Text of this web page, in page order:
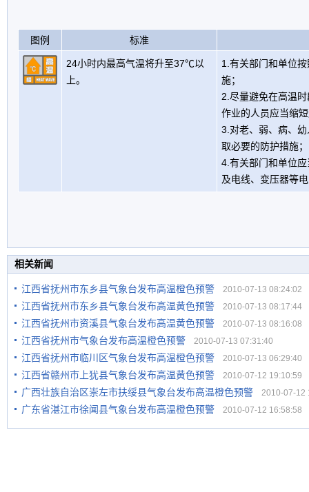
图例 标准
24小时内最高气温将升至37℃以
上。
1.有关部门和单位
施；
2.尽量避免在高温
作业的人员应当缩
3.对老、弱、病、
取必要的防护措施；
4.有关部门和单位
及电线、变压器等
相关新闻
江西省抚州市东乡县气象台发布高温橙色预警 2010-07-13 08:24:02
江西省抚州市东乡县气象台发布高温黄色预警 2010-07-13 08:17:44
江西省抚州市资溪县气象台发布高温黄色预警 2010-07-13 08:16:08
江西省抚州市气象台发布高温橙色预警 2010-07-13 07:31:40
江西省抚州市临川区气象台发布高温橙色预警 2010-07-13 06:29:40
江西省赣州市上犹县气象台发布高温黄色预警 2010-07-12 19:10:59
广西壮族自治区崇左市扶绥县气象台发布高温橙色预警 2010-07-12
广东省湛江市徐闻县气象台发布高温橙色预警 2010-07-12 16:58:58